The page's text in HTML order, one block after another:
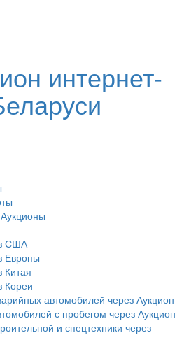
США
Европы
Китая
Кореи
автомобилей через Аукцион
с пробегом через Аукцион
и спецтехники через